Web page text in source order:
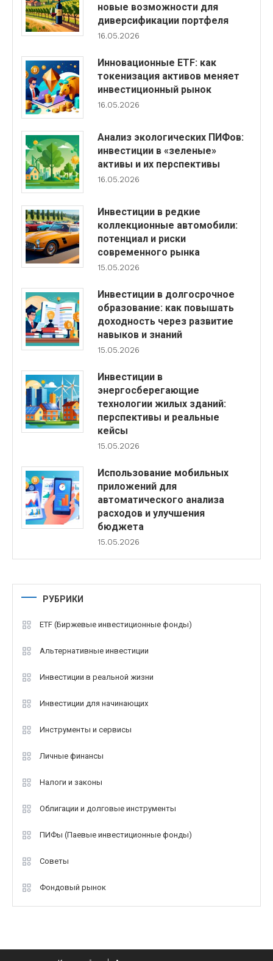
новые возможности для
диверсификации портфеля
16.05.2026
Инновационные ETF: как
токенизация активов меняет
инвестиционный рынок
16.05.2026
Анализ экологических ПИФов:
инвестиции в «зеленые»
активы и их перспективы
16.05.2026
Инвестиции в редкие
коллекционные автомобили:
потенциал и риски
современного рынка
15.05.2026
Инвестиции в долгосрочное
образование: как повышать
доходность через развитие
навыков и знаний
15.05.2026
Инвестиции в
энергосберегающие
технологии жилых зданий:
перспективы и реальные
кейсы
15.05.2026
Использование мобильных
приложений для
автоматического анализа
расходов и улучшения
бюджета
15.05.2026
РУБРИКИ
ETF (Биржевые инвестиционные фонды)
Альтернативные инвестиции
Инвестиции в реальной жизни
Инвестиции для начинающих
Инструменты и сервисы
Личные финансы
Налоги и законы
Облигации и долговые инструменты
ПИФы (Паевые инвестиционные фонды)
Советы
Фондовый рынок